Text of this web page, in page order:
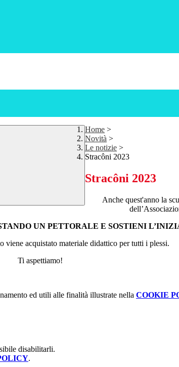
Home >
Novità >
Le notizie >
Stracôni 2023
Stracôni 2023
Anche quest'anno la
UN PETTORALE E SOSTIENI
viene acquistato materiale didattico per tutti i plessi.
Ti aspettiamo!
ed utili alle finalità illustrate nella COOKIE
disabilitarli.
.